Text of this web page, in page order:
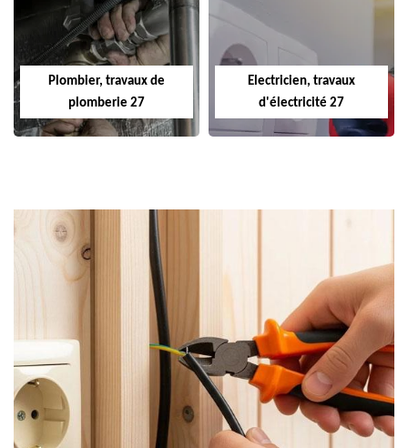
Plombier, travaux de
plomberie 27
Electricien, travaux
d'électricité 27